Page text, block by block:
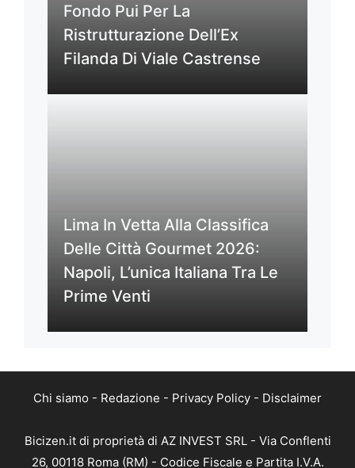
Fondo Pui Per La
Ristrutturazione Dell’Ex
Filanda Di Viale Castrense
Lima In Vetta Alla Classifica
Delle Città Gourmet 2026:
Napoli, L’unica Italiana Tra Le
Prime Venti
Chi siamo - Redazione - Privacy Policy - Disclaimer
Bicizen.it di proprietà di AZ INVEST SRL - Via Conflenti
26, 00118 Roma (RM) - Codice Fiscale e Partita I.V.A.